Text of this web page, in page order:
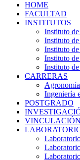
HOME
FACULTAD
INSTITUTOS
Instituto
Instituto
Instituto
Instituto
Instituto
CARRERAS
Agronomía
Ingeniería
POSTGRADO
VINCULACIÓN